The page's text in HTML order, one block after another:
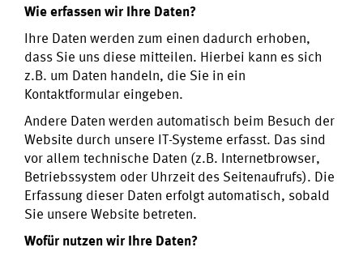
Wie erfassen wir Ihre Daten?
Ihre Daten werden zum einen dadurch erhoben,
dass Sie uns diese mitteilen. Hierbei kann es sich
z.B. um Daten handeln, die Sie in ein
Kontaktformular eingeben.
Andere Daten werden automatisch beim Besuch der
Website durch unsere IT-Systeme erfasst. Das sind
vor allem technische Daten (z.B. Internetbrowser,
Betriebssystem oder Uhrzeit des Seitenaufrufs). Die
Erfassung dieser Daten erfolgt automatisch, sobald
Sie unsere Website betreten.
Wofür nutzen wir Ihre Daten?